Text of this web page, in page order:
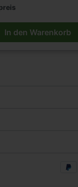
In den Warenkorb